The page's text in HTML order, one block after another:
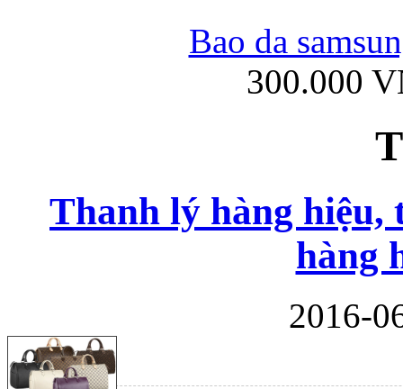
Bao da Samsung
Bao da
300.000
Thanh lý hàng hiệu,
hàng
2016-